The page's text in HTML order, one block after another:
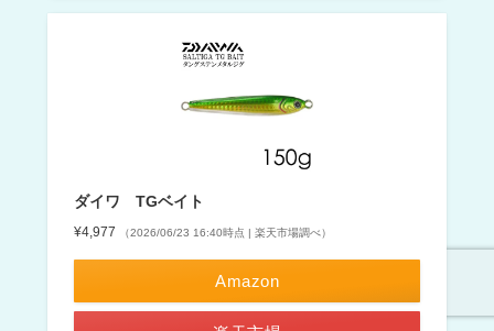
ダイワ TGベイト
¥4,977 （2026/06/23 16:40時点 | 楽天市場調べ）
Amazon